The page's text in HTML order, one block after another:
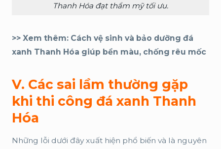
Thanh Hóa đạt thẩm mỹ tối ưu.
>> Xem thêm: Cách vệ sinh và bảo dưỡng đá
xanh Thanh Hóa giúp bền màu, chống rêu mốc
V. Các sai lầm thường gặp
khi thi công đá xanh Thanh
Hóa
Những lỗi dưới đây xuất hiện phổ biến và là nguyên